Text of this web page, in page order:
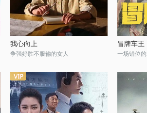
我心向上
争强好胜不服输的女人
冒牌车王
一场错位